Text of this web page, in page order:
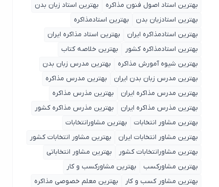
بهترین استاد اصول ‌فنون مذاکره
بهترین استاد زبان بدن
بهترین استادزبان بدن
بهترین استادمذاکره
بهترین استادمذاکره ایران
بهترین استاد مذاکره ایران
بهترین استادمذاکره کشور
بهترین خلاصه کتاب
بهترین شیوه آمورش مذاکره
بهترین مدرس زبان بدن
بهترین مدرس زبان بدن ایران
بهترین مدرس مذاکره
بهترین مدرس مذاکره ایران
بهترین مذرس مذاکره
بهترین مذرس مذاکره ایران
بهترین مذرس مذاکره کشور
بهترین مشاور انتخابات
بهترین مشاورانتخابات
بهترین مشاور انتخابات ایران
بهترین مشاور انتخابات کشور
بهترین مشاورانتخابات کشور
بهترین مشاور انتخاباتی
بهترین مشاورکسب
بهترین مشاورکسب و کار
بهترین مشاور کسب و کار
بهترین معلم خصوصی مذاکره